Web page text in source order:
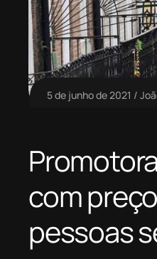
5 de junho de 2021
com
pessoas